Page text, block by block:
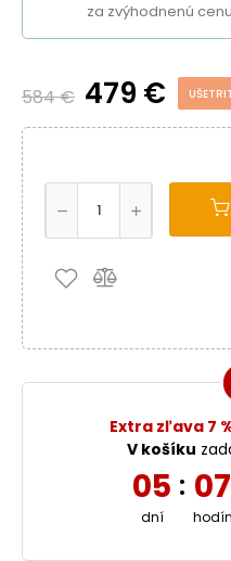
za zvýhodnenú
584 € 479 €
Extra zľava 7
V košíku
05
dní
: 07
hodín